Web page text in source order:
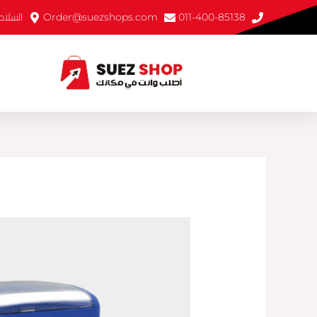
تخطي
011-400-85138
Order@suezshops.com السلام 1 - السويس